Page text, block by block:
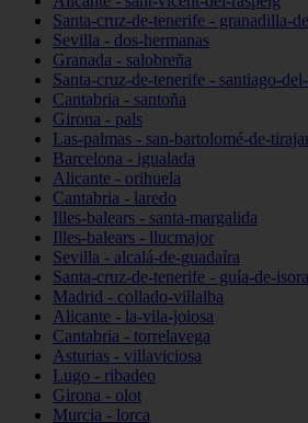
Santa-cruz-de-tenerife - granadilla-
Sevilla - dos-hermanas
Granada - salobreña
Santa-cruz-de-tenerife - santiago-
Cantabria - santoña
Girona - pals
Las-palmas - san-bartolomé-de-
Barcelona - igualada
Alicante - orihuela
Cantabria - laredo
Illes-balears - santa-margalida
Illes-balears - llucmajor
Sevilla - alcalá-de-guadaíra
Santa-cruz-de-tenerife - guía-de-isora
Madrid - collado-villalba
Alicante - la-vila-joiosa
Cantabria - torrelavega
Asturias - villaviciosa
Lugo - ribadeo
Girona - olot
Murcia - lorca